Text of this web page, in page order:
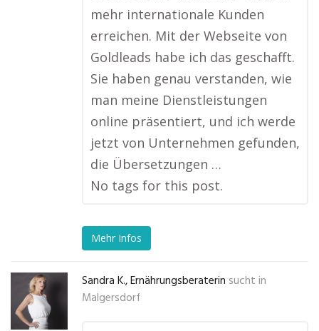
mehr internationale Kunden
erreichen. Mit der Webseite von
Goldleads habe ich das geschafft.
Sie haben genau verstanden, wie
man meine Dienstleistungen
online präsentiert, und ich werde
jetzt von Unternehmen gefunden,
die Übersetzungen …
No tags for this post.
Mehr Infos
Sandra K., Ernährungsberaterin sucht in
Malgersdorf